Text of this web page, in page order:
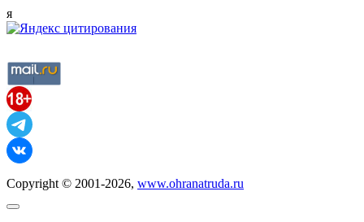
я
Copyright © 2001-2026, www.ohranatruda.ru